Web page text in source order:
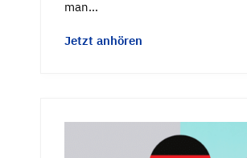
man…
Jetzt anhören